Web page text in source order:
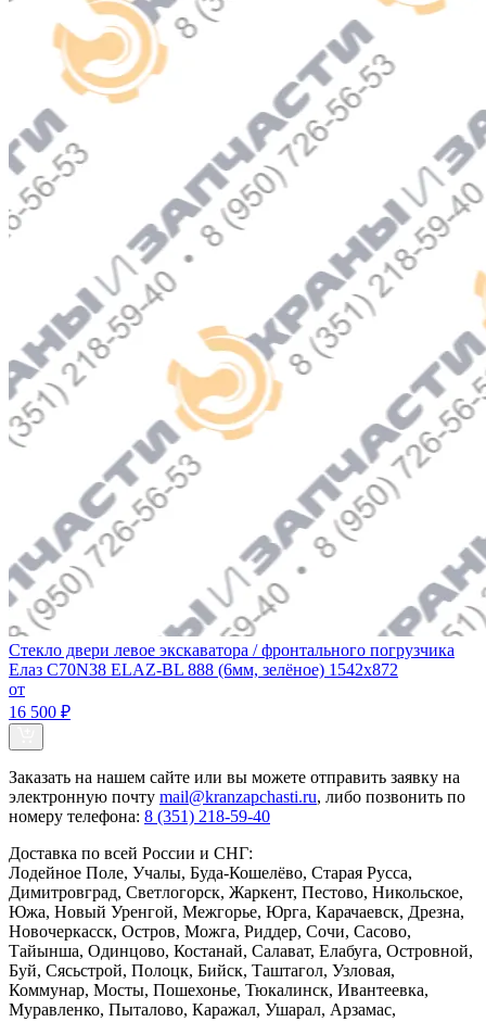
Стекло двери левое экскаватора / фронтального погрузчика
Елаз С70N38 ELAZ-BL 888 (6мм, зелёное) 1542х872
от
16 500 ₽
Заказать на нашем сайте или вы можете отправить заявку на
электронную почту mail@kranzapchasti.ru, либо позвонить по
номеру телефона: 8 (351) 218-59-40
Доставка по всей России и СНГ:
Лодейное Поле, Учалы, Буда-Кошелёво, Старая Русса,
Димитровград, Светлогорск, Жаркент, Пестово, Никольское,
Южа, Новый Уренгой, Межгорье, Юрга, Карачаевск, Дрезна,
Новочеркасск, Остров, Можга, Риддер, Сочи, Сасово,
Тайынша, Одинцово, Костанай, Салават, Елабуга, Островной,
Буй, Сясьстрой, Полоцк, Бийск, Таштагол, Узловая,
Коммунар, Мосты, Пошехонье, Тюкалинск, Ивантеевка,
Муравленко, Пыталово, Каражал, Ушарал, Арзамас,